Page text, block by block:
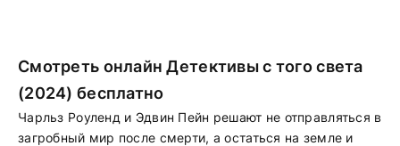
Смотреть онлайн Детективы с того света
(2024) бесплатно
Чарльз Роуленд и Эдвин Пейн решают не отправляться в
загробный мир после смерти, а остаться на земле и